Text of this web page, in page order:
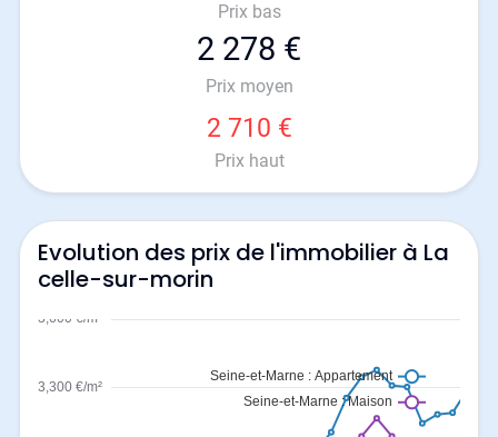
Prix bas
2 278 €
Prix moyen
2 710 €
Prix haut
Evolution des prix de l'immobilier à La
celle-sur-morin